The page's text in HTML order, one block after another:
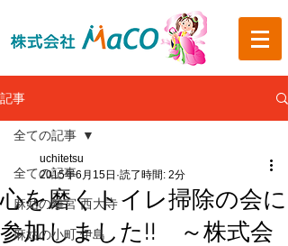
記事
全ての記事
麻姑の離宮 西大寺
麻姑の小町 伊島
全ての記事
心を磨くトイレ掃除の会に
参加しました!! ～株式会
uchitetsu
2015年6月15日 読了時間: 2分